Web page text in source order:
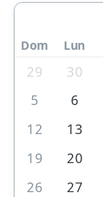
Dom Lun
29 30
5
6
12
13
19
20
26
27